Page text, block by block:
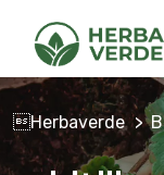
Herbaverde